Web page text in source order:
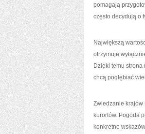
pomagają
często decydują o
Największą
otrzymuje
Dzięki temu
chcą pogłębiać
Zwiedzanie krajów
kurortów. Pogoda
konkretne